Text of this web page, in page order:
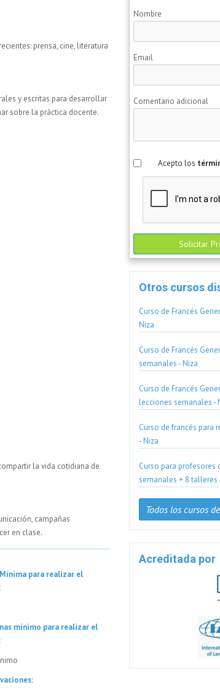
prensa, cine, literatura
y escritas para desarrollar
sobre la práctica docente.
la vida cotidiana de
campañas
en clase.
para realizar el
mínimo para realizar el
Nombre
Email
Comentario adicional
Acepto los
Solicitar
Otros cursos
Curso de Francés
Niza
Curso de Francés
semanales - Niza
Curso de Francés
lecciones semanales -
Curso de francés para
- Niza
Curso para profesores
semanales + 8 talleres
Todos los cursos
Acreditada por